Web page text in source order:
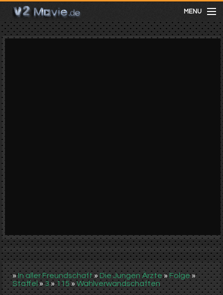
MENU
meist gesehen
Video suchen
»In aller Freundschaft»Die Jungen Ärzte»Folge»
Staffel»3»115» Wahlverwandschaften